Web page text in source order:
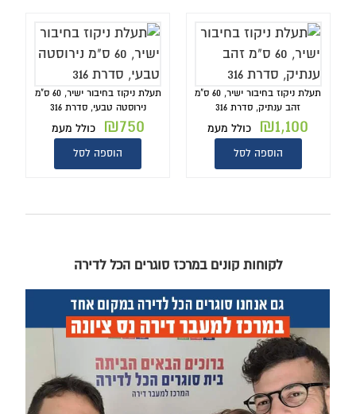
תעלת ניקוז בחיבור ישיר, 60 ס"מ
זהב ענתיק, סדרת 316
₪1,100 כולל מעמ
הוספה לסל
תעלת ניקוז בחיבור ישיר, 60 ס"מ
נירוסטה טבעי, סדרת 316
₪750 כולל מעמ
הוספה לסל
לקוחות קונים במרכז סוגרים הכל לדירה